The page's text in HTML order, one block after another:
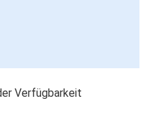
Verfügbarkeit